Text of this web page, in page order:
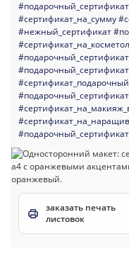
#подарочный_сертификат
#сертификат_на_сумму
#нежный_сертификат
заказать печать
листовок